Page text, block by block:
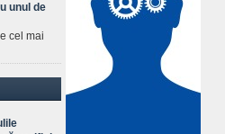
unul de
cel mai